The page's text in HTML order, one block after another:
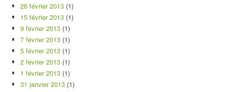
26 février 2013 (1)
15 février 2013 (1)
9 février 2013 (1)
7 février 2013 (1)
5 février 2013 (1)
2 février 2013 (1)
1 février 2013 (1)
31 janvier 2013 (1)